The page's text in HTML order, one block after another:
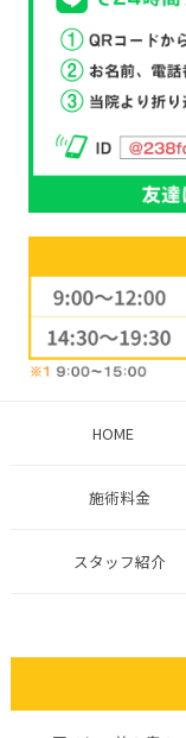
HOME
施術料金
スタッフ紹介